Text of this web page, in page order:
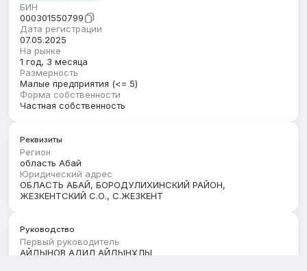
БИН
000301550799
Дата регистрации
07.05.2025
На рынке
1 год, 3 месяца
Размерность
Малые предприятия (<= 5)
Форма собственности
Частная собственность
Реквизиты
Регион
область Абай
Юридический адрес
ОБЛАСТЬ АБАЙ, БОРОДУЛИХИНСКИЙ РАЙОН,
ЖЕЗКЕНТСКИЙ С.О., С.ЖЕЗКЕНТ
Руководство
Первый руководитель
АЙДЫНОВ АДИЛ АЙДЫНҰЛЫ